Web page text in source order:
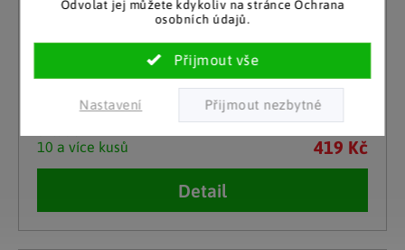
Odvolat jej můžete kdykoliv na stránce Ochrana
osobních údajů.
Nastavení
Haushalt International
Adventní kalendář Pytlíčky
10 a více kusů
419 Kč
Detail